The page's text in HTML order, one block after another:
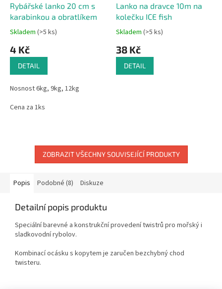
Rybářské lanko 20 cm s
karabinkou a obratlíkem
Skladem (>5 ks)
4 Kč
DETAIL
Nosnost 6kg, 9kg, 12kg
Cena za 1ks
Lanko na dravce 10m na
kolečku ICE fish
Skladem (>5 ks)
38 Kč
DETAIL
ZOBRAZIT VŠECHNY SOUVISEJÍCÍ PRODUKTY
Popis Podobné (8) Diskuze
Detailní popis produktu
Speciální barevné a konstrukční provedení twistrů pro mořský i
sladkovodní rybolov.
Kombinací ocásku s kopytem je zaručen bezchybný chod
twisteru.